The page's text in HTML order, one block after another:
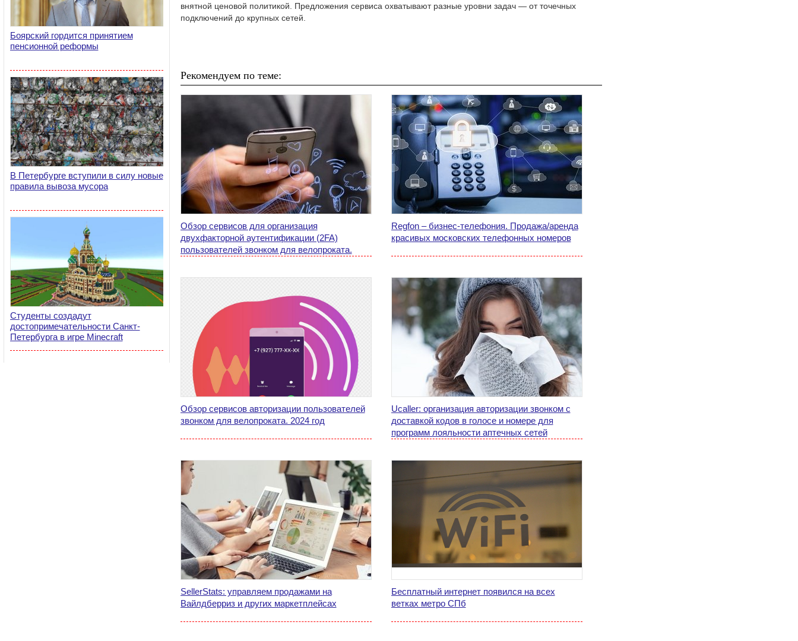
Боярский гордится принятием
пенсионной реформы
В Петербурге вступили в силу новые
правила вывоза мусора
Студенты создадут
достопримечательности Санкт-
Петербурга в игре Minecraft
внятной ценовой политикой. Предложения сервиса охватывают разные уровни задач — от точечных
подключений до крупных сетей.
Рекомендуем по теме:
Обзор сервисов для организация
двухфакторной аутентификации (2FA)
пользователей звонком для велопроката.
Regfon – бизнес-телефония. Продажа/аренда
красивых московских телефонных номеров
Обзор сервисов авторизации пользователей
звонком для велопроката. 2024 год
Ucaller: организация авторизации звонком с
доставкой кодов в голосе и номере для
программ лояльности аптечных сетей
SellerStats: управляем продажами на
Вайлдберриз и других маркетплейсах
Бесплатный интернет появился на всех
ветках метро СПб